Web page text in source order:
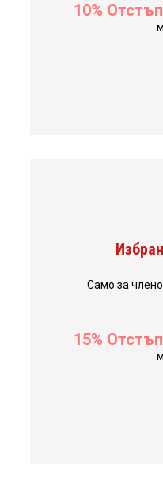
10%
Само за
15%